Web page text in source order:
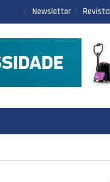
Newsletter Revista